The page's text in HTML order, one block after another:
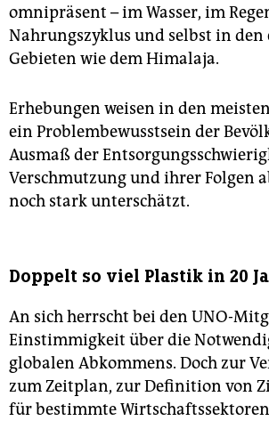
omnipräsent – im Wasser, im
Nahrungszyklus und selbst in den
Gebieten wie dem Himalaja.
Erhebungen weisen in den
ein Problembewusstsein der
Ausmaß der
Verschmutzung und ihrer Folgen
noch stark unterschätzt.
Doppelt so viel Plastik in 20
An sich herrscht bei den UNO-
Einstimmigkeit über die
globalen Abkommens. Doch zur
zum Zeitplan, zur Definition von
für bestimmte